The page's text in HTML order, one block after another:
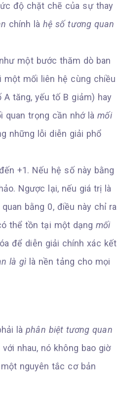
độ chặt chẽ của sự thay
chính làhệ số tương quan
một bước thăm dò ban
mối liên hệ cùng chiều
tăng, yếu tố B giảm) hay
quan trọng cần nhớ làmối
những lỗi diễn giải phổ
+1. Nếu hệ số này bằng
Ngược lại, nếu giá trị là
bằng 0, điều này chỉ ra
thể tồn tại một dạngmối
để diễn giải chính xác kết
là gì là nền tảng cho mọi
làphân biệt tương quan
nhau, nó không bao giờ
nguyên tắc cơ bản